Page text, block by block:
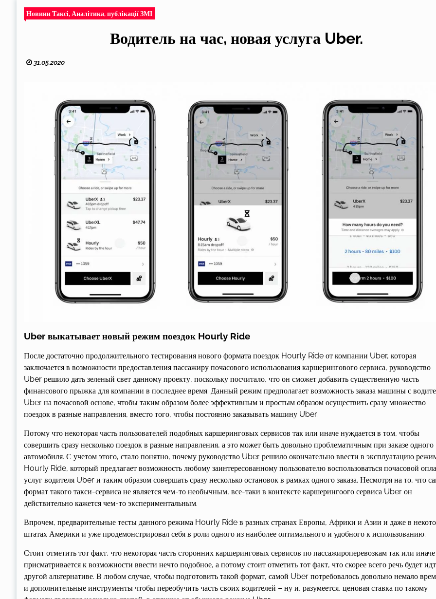
Новини Таксі, Аналітика, публікації ЗМІ
Водитель на час, новая услуга Uber.
31.05.2020
Uber выкатывает новый режим поездок Hourly Ride
После достаточно продолжительного тестирования нового формата поездок Hourly Ride от компании Uber, которая
заключается в возможности предоставления пассажиру почасового использования каршерингового сервиса, руководство
Uber решило дать зеленый свет данному проекту, поскольку посчитало, что он сможет добавить существенную часть
финансового прыжка для компании в последнее время. Данный режим предполагает возможность заказа машины с
Uber на почасовой основе, чтобы таким образом более эффективным и простым образом осуществить сразу множество
поездок в разные направления, вместо того, чтобы постоянно заказывать машину Uber.
Потому что некоторая часть пользователей подобных каршеринговых сервисов так или иначе нуждается в том, чтобы
совершить сразу несколько поездок в разные направления, а это может быть довольно проблематичным при заказе одного
автомобиля. С учетом этого, стало понятно, почему руководство Uber решило окончательно ввести в эксплуатацию
Hourly Ride, который предлагает возможность любому заинтересованному пользователю воспользоваться почасовой
услуг водителя Uber и таким образом совершать сразу несколько остановок в рамках одного заказа. Несмотря на то, что
формат такого такси-сервиса не является чем-то необычным, все-таки в контексте каршерингоого сервиса Uber он
действительно кажется чем-то экспериментальным.
Впрочем, предварительные тесты данного режима Hourly Ride в разных странах Европы, Африки и Азии и даже в
штатах Америки и уже продемонстрировал себя в роли одного из наиболее оптимального и удобного к использованию.
Стоит отметить тот факт, что некоторая часть сторонних каршеринговых сервисов по пассажироперевозкам так или иначе
присматривается к возможности ввести нечто подобное, а потому стоит отметить тот факт, что скорее всего речь будет
другой альтернативе. В любом случае, чтобы подготовить такой формат, самой Uber потребовалось довольно немало
и дополнительные инструменты чтобы переобучить часть своих водителей – ну и, разумеется, ценовая ставка по такому